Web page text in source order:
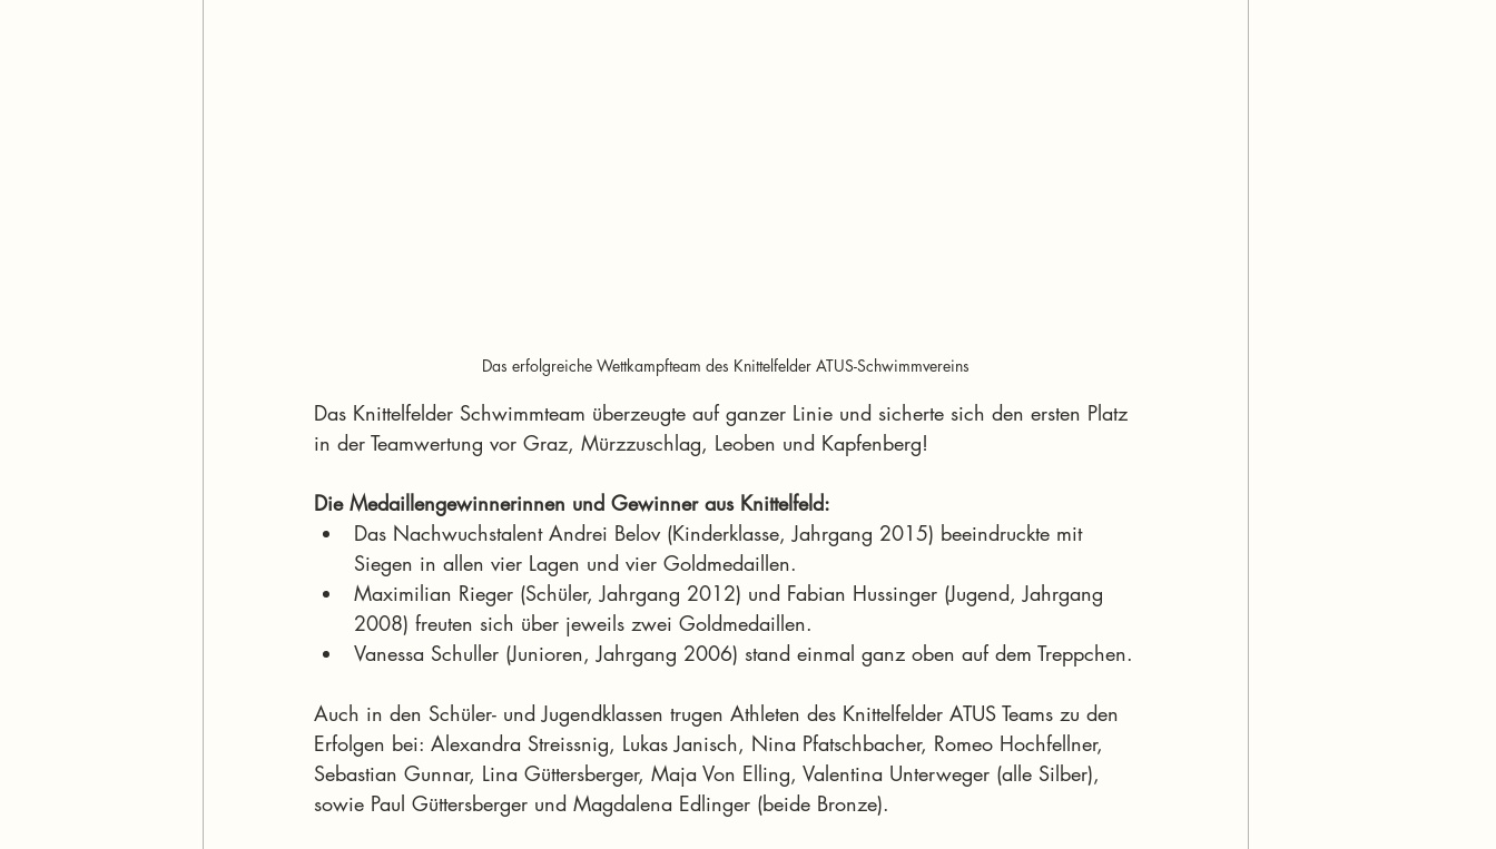
Das erfolgreiche Wettkampfteam des Knittelfelder ATUS-Schwimmvereins
Das Knittelfelder Schwimmteam überzeugte auf ganzer Linie und sicherte sich den ersten Platz
in der Teamwertung vor Graz, Mürzzuschlag, Leoben und Kapfenberg!
Die Medaillengewinnerinnen und Gewinner aus Knittelfeld:
Das Nachwuchstalent Andrei Belov (Kinderklasse, Jahrgang 2015) beeindruckte mit
Siegen in allen vier Lagen und vier Goldmedaillen.
Maximilian Rieger (Schüler, Jahrgang 2012) und Fabian Hussinger (Jugend, Jahrgang
2008) freuten sich über jeweils zwei Goldmedaillen.
Vanessa Schuller (Junioren, Jahrgang 2006) stand einmal ganz oben auf dem Treppchen.
Auch in den Schüler- und Jugendklassen trugen Athleten des Knittelfelder ATUS Teams zu den
Erfolgen bei: Alexandra Streissnig, Lukas Janisch, Nina Pfatschbacher, Romeo Hochfellner,
Sebastian Gunnar, Lina Güttersberger, Maja Von Elling, Valentina Unterweger (alle Silber),
sowie Paul Güttersberger und Magdalena Edlinger (beide Bronze).